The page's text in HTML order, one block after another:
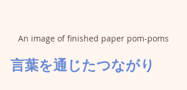
An image of finished paper pom-poms
言葉を通じたつながり